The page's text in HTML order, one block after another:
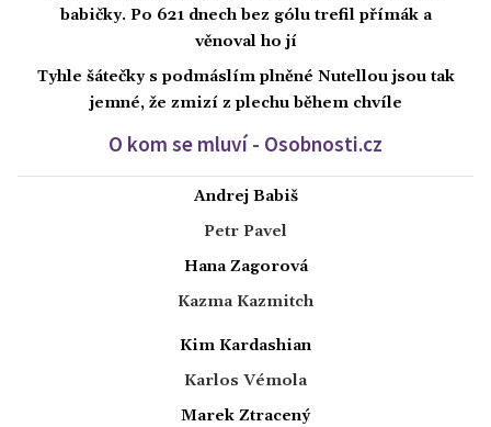
babičky. Po 621 dnech bez gólu trefil přímák a
věnoval ho jí
Tyhle šátečky s podmáslím plněné Nutellou jsou tak
jemné, že zmizí z plechu během chvíle
O kom se mluví - Osobnosti.cz
Andrej Babiš
Petr Pavel
Hana Zagorová
Kazma Kazmitch
Kim Kardashian
Karlos Vémola
Marek Ztracený